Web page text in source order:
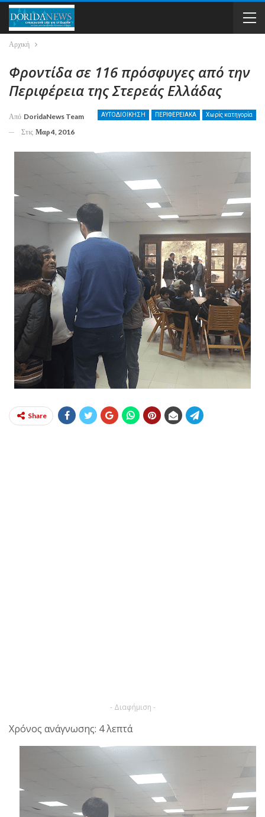
Αρχική
Φροντίδα σε 116 πρόσφυγες από την
Περιφέρεια της Στερεάς Ελλάδας
ΑΥΤΟΔΙΟΙΚΗΣΗ ΠΕΡΙΦΕΡΕΙΑΚΑ Χωρίς κατηγορία
Από DoridaNews Team
Στις Μαρ 4, 2016
Share
- Διαφήμιση -
Χρόνος ανάγνωσης: 4 λεπτά